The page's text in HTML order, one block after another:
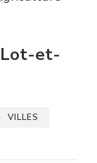
et-
VILLES